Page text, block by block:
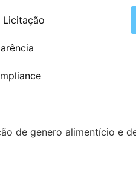
Licitação
de genero alimentício e